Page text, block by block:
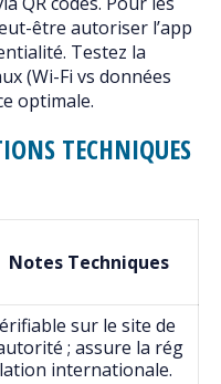
être autoriser l’app
Testez la
(Wi-Fi vs données
optimale.
TECHNIQUES
Notes Techniques
sur le site de
; assure la rég
internationale.